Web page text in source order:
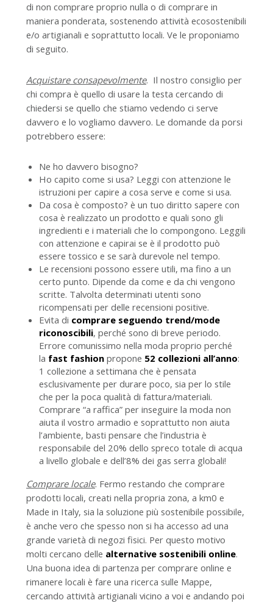
di non comprare proprio nulla o di comprare in
maniera ponderata, sostenendo attività ecosostenibili
e/o artigianali e soprattutto locali. Ve le proponiamo
di seguito.
Acquistare consapevolmente. Il nostro consiglio per
chi compra è quello di usare la testa cercando di
chiedersi se quello che stiamo vedendo ci serve
davvero e lo vogliamo davvero. Le domande da porsi
potrebbero essere:
Ne ho davvero bisogno?
Ho capito come si usa? Leggi con attenzione le
istruzioni per capire a cosa serve e come si usa.
Da cosa è composto? è un tuo diritto sapere con
cosa è realizzato un prodotto e quali sono gli
ingredienti e i materiali che lo compongono. Leggili
con attenzione e capirai se è il prodotto può
essere tossico e se sarà durevole nel tempo.
Le recensioni possono essere utili, ma fino a un
certo punto. Dipende da come e da chi vengono
scritte. Talvolta determinati utenti sono
ricompensati per delle recensioni positive.
Evita di comprare seguendo trend/mode
riconoscibili, perché sono di breve periodo.
Errore comunissimo nella moda proprio perché
la fast fashion propone 52 collezioni all’anno:
1 collezione a settimana che è pensata
esclusivamente per durare poco, sia per lo stile
che per la poca qualità di fattura/materiali.
Comprare “a raffica” per inseguire la moda non
aiuta il vostro armadio e soprattutto non aiuta
l’ambiente, basti pensare che l’industria è
responsabile del 20% dello spreco totale di acqua
a livello globale e dell’8% dei gas serra globali!
Comprare locale. Fermo restando che comprare
prodotti locali, creati nella propria zona, a km0 e
Made in Italy, sia la soluzione più sostenibile possibile,
è anche vero che spesso non si ha accesso ad una
grande varietà di negozi fisici. Per questo motivo
molti cercano delle alternative sostenibili online.
Una buona idea di partenza per comprare online e
rimanere locali è fare una ricerca sulle Mappe,
cercando attività artigianali vicino a voi e andando poi